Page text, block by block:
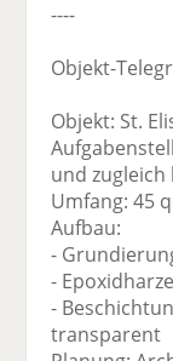
----
Objekt-
Objekt: St.
und zugleich
Umfang: 45
Aufbau:
-
-
-
transparent